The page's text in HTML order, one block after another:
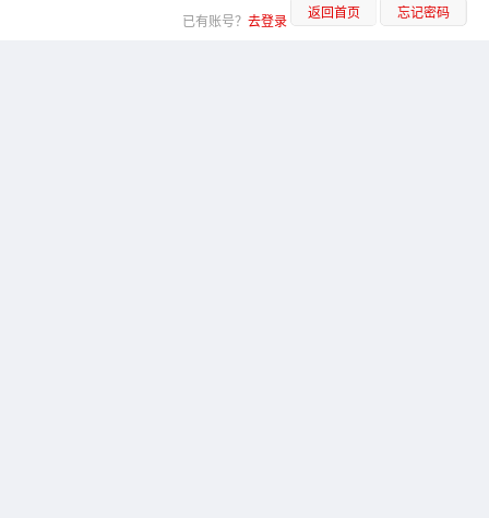
已有账号？ 去登录 返回首页 忘记密码